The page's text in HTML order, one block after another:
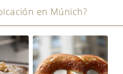
en Múnich?